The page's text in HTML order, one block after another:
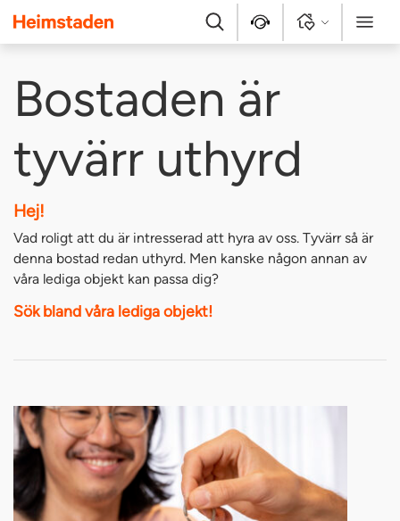
Heimstaden
Sök Kontakt Logga in Meny
Bostaden är
tyvärr uthyrd
Hej!
Vad roligt att du är intresserad att hyra av oss. Tyvärr så är
denna bostad redan uthyrd. Men kanske någon annan av
våra lediga objekt kan passa dig?
Sök bland våra lediga objekt!